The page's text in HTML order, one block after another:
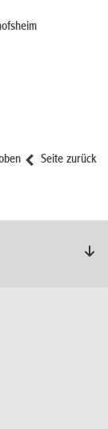
Seite zurück